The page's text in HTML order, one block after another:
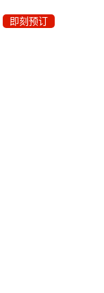
即刻预订